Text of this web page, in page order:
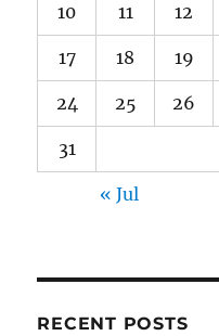
10 11 12
17 18 19
24 25 26
31
« Jul
RECENT POSTS